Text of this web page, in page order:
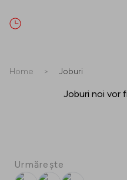
) Magazine (0)
Oferte
Home > Joburi
Joburi noi vor
Urmărește